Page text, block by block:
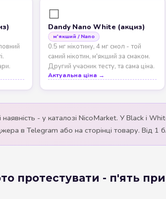
⬜
Dandy Nano White (акциз)
м'якший / Nano
0.5 мг нікотину, 4 мг смол - той
самий нікотин, м'якший за смаком.
Другий учасник тесту, та сама ціна.
Актуальна ціна →
і наявність - у каталозі NicoMarket. У Black і
в Telegram або на сторінці товару. Від 1
протестувати - п'ять